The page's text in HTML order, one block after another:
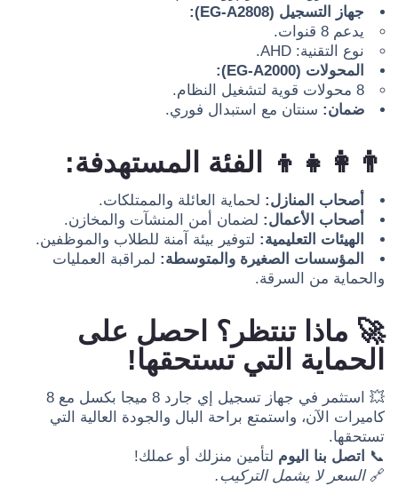
جهاز التسجيل (EG-A2808):
يدعم 8 قنوات.
نوع التقنية: AHD.
المحولات (EG-A2000):
8 محولات قوية لتشغيل النظام.
ضمان: سنتان مع استبدال فوري.
👨‍👩‍👧‍👦 الفئة المستهدفة:
أصحاب المنازل: لحماية العائلة والممتلكات.
أصحاب الأعمال: لضمان أمن المنشآت والمخازن.
الهيئات التعليمية: لتوفير بيئة آمنة للطلاب والموظفين.
المؤسسات الصغيرة والمتوسطة: لمراقبة العمليات
والحماية من السرقة.
🚀 ماذا تنتظر؟ احصل على
الحماية التي تستحقها!
💥 استثمر في جهاز تسجيل إي جارد 8 ميجا بكسل مع 8
كاميرات الآن، واستمتع براحة البال والجودة العالية التي
تستحقها.
📞
اتصل بنا اليوم لتأمين منزلك أو عملك!
🔗السعر لا يشمل التركيب.